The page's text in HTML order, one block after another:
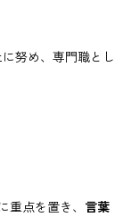
努め、専門職とし
点を置き、 言葉